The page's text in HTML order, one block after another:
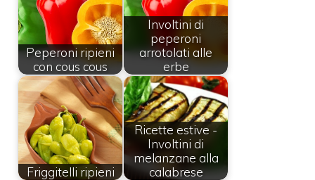
Peperoni ripieni
con cous cous
Involtini di
peperoni
arrotolati alle
erbe
Friggitelli ripieni
Ricette estive -
Involtini di
melanzane alla
calabrese